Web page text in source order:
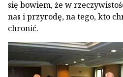
się bowiem, że w
nas i przyrodę, na tego, kto
chronić.